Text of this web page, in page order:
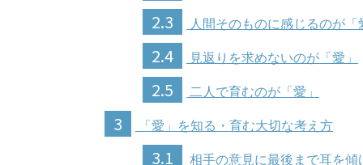
2.3 人間そのものに感じるのが「
2.4 見返りを求めないのが「愛」
2.5 二人で育むのが「愛」
3 「愛」を知る・育む大切な考え方
3.1 相手の意見に最後まで耳を傾